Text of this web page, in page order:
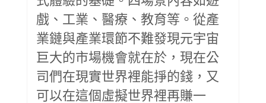
戲、工業、醫療、教育等。從產
業鏈與產業環節不難發現元宇宙
巨大的市場機會就在於，現在公
司們在現實世界裡能掙的錢，又
可以在這個虛擬世界裡再賺一